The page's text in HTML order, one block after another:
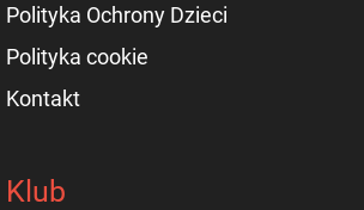
Polityka Ochrony Dzieci
Polityka cookie
Kontakt
Klub